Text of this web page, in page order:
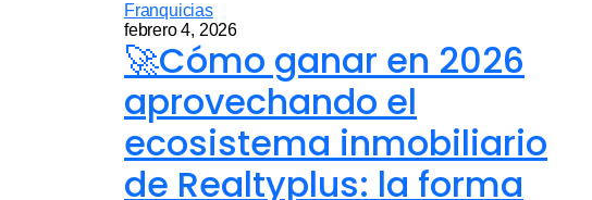
Franquicias
febrero 4, 2026
🚀Cómo ganar en 2026
aprovechando el
ecosistema inmobiliario
de Realtyplus: la forma